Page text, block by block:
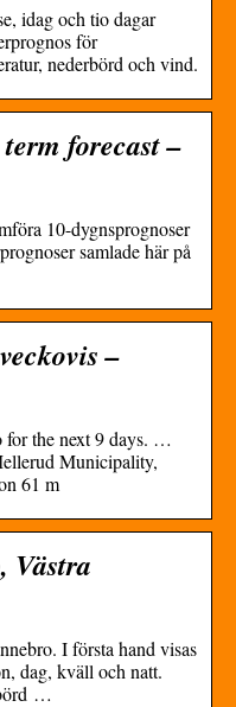
idag och tio dagar
för
nederbörd och vind.
forecast –
10-dygnsprognoser
samlade här på
–
for the next 9 days. …
Municipality,
61 m
Västra
I första hand visas
dag, kväll och natt.
…